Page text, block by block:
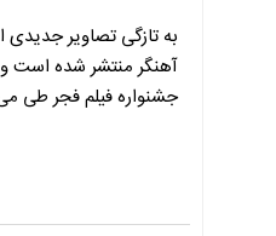
به تازگی تصاویر
آهنگر منتشر شده است
جشنواره فیلم فجر طی